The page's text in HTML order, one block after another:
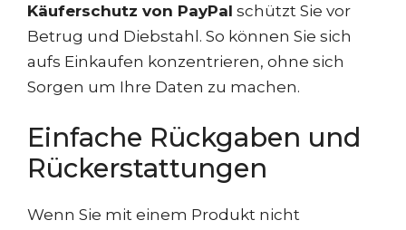
Käuferschutz von PayPal schützt Sie vor
Betrug und Diebstahl. So können Sie sich
aufs Einkaufen konzentrieren, ohne sich
Sorgen um Ihre Daten zu machen.
Einfache Rückgaben und
Rückerstattungen
Wenn Sie mit einem Produkt nicht